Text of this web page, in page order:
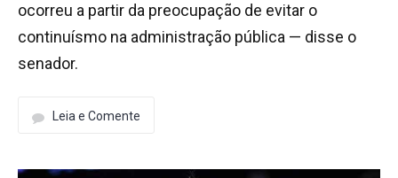
ocorreu a partir da preocupação de evitar o
continuísmo na administração pública — disse o
senador.
Leia e Comente